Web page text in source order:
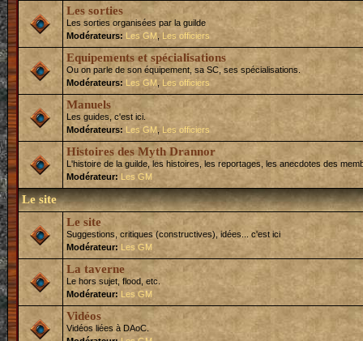
Les sorties
Les sorties organisées par la guilde
Modérateurs: Les GM, Les officiers
Equipements et spécialisations
Ou on parle de son équipement, sa SC, ses spécialisations.
Modérateurs: Les GM, Les officiers
Manuels
Les guides, c'est ici.
Modérateurs: Les GM, Les officiers
Histoires des Myth Drannor
L'histoire de la guilde, les histoires, les reportages, les anecdotes des
Modérateur: Les GM
Le site
Le site
Suggestions, critiques (constructives), idées... c'est ici
Modérateur: Les GM
La taverne
Le hors sujet, flood, etc.
Modérateur: Les GM
Vidéos
Vidéos liées à DAoC.